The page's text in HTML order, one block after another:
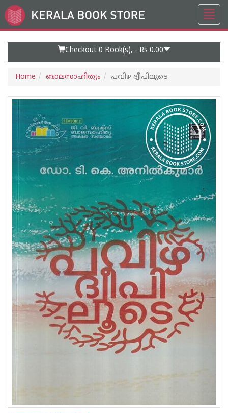
Go
to
Checkout 0 Book(s), - Rs 0.00
Home ബാലസാഹിത്യം പവിഴ ദ്വീപിലൂടെ